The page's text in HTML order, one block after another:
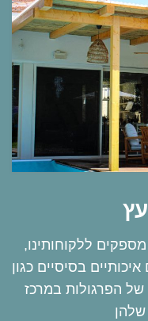
ללקוחותינו,
בסיסיים כגון
הפרגולות במרכז